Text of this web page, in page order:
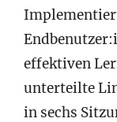
effektiven
unterteilte
in sechs